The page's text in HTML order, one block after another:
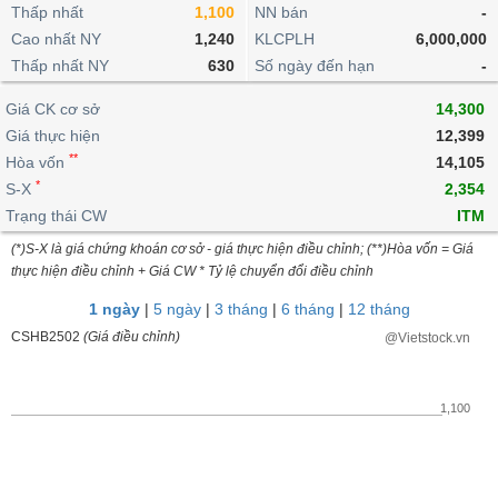
lỗ
dịch
nội
Niên
giám
Tài
liệu
cổ
Định
giá
ngoài
doanh
Top
cổ
phiếu
ngành
dịch
Chứng
quyền
quan
Thống
giao
dịch
Thống
giao
dịch
Tin
tức
Phân
tích
kỹ
thuật
trực
tuyến
Bộ
lọc
cổ
So
Vĩ
mô
lai
Chứng
quyền
Trái
phiếu
IR
Awards
tạo
Dịch
vụ
Thấp nhất
1,100
Cao nhất NY
1,240
Thấp nhất NY
630
NN bán
-
KLCPLH
6,000,000
Số ngày đến hạn
-
Giá CK cơ sở
14,300
Giá thực hiện
12,399
Hòa vốn **
14,105
S-X *
2,354
Trạng thái CW
ITM
(*)S-X là giá chứng khoán cơ sở - giá thực hiện điều chỉnh; (**)Hòa vốn = Giá
thực hiện điều chỉnh + Giá CW * Tỷ lệ chuyển đổi điều chỉnh
1 ngày| 5 ngày| 3 tháng | 6 tháng | 12 tháng
CSHB2502 (Giá điều chỉnh) @Vietstock.vn
1,100
BẤT
ĐỘNG
SẢN
TÀI
CHÍNH
HÀNG